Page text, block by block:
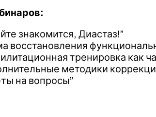
знакомится, Диастаз!”
восстановления
тренировка как
методики
на вопросы”